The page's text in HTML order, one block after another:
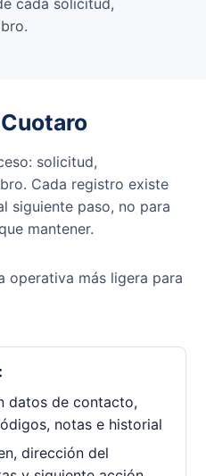
cada solicitud,
solicitud,
Cada registro existe
siguiente paso, no para
mantener.
operativa más ligera para
datos de contacto,
notas e historial
dirección del